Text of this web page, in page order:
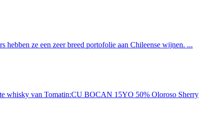
ze een zeer breed portofolie aan Chileense wijnen. ...
whisky van Tomatin:CU BOCAN 15YO 50% Oloroso Sherry